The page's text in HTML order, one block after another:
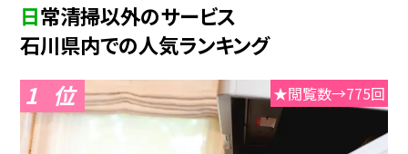
日常清掃以外のサービス
石川県内での人気ランキング
1 ★閲覧数→775回